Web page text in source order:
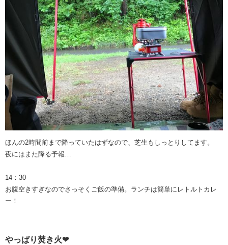
ほんの2時間前まで降っていたはずなので、芝生もしっとりしてます。
夜にはまた降る予報…
14：30
お腹空きすぎなのでさっそくご飯の準備。ランチは簡単にレトルトカレ
ー！
やっぱり焚き火❤︎